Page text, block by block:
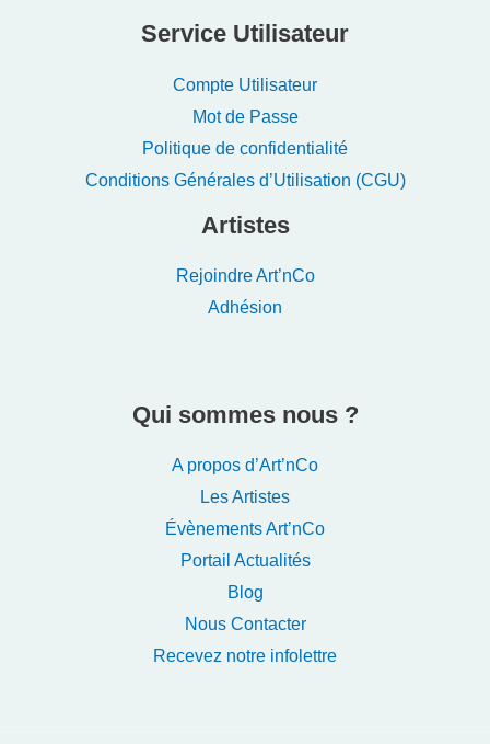
Service Utilisateur
Compte Utilisateur
Mot de Passe
Politique de confidentialité
Conditions Générales d’Utilisation (CGU)
Artistes
Rejoindre Art’nCo
Adhésion
Qui sommes nous ?
A propos d’Art’nCo
Les Artistes
Évènements Art’nCo
Portail Actualités
Blog
Nous Contacter
Recevez notre infolettre